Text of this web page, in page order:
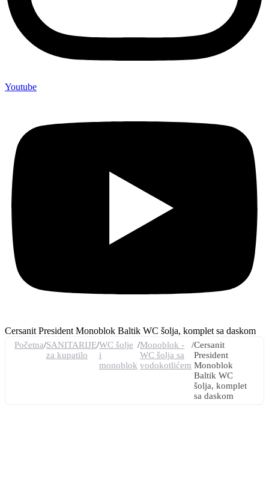
Youtube
Cersanit President Monoblok Baltik WC šolja, komplet sa daskom
Početna/SANITARIJE
za kupatilo
/WC šolje
i
monoblok
/Monoblok -
WC šolja sa
vodokotlićem
/Cersanit
President
Monoblok
Baltik WC
šolja, komplet
sa daskom